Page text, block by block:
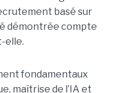
basé sur
démontrée compte
elle.
fondamentaux
maîtrise de l’IA et